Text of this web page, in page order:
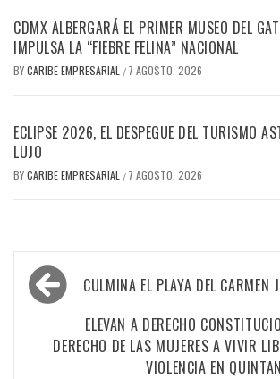
CDMX ALBERGARÁ EL PRIMER MUSEO DEL
IMPULSA LA “FIEBRE FELINA” NACIONAL
BYCARIBE EMPRESARIAL / 7 AGOSTO, 2026
ECLIPSE 2026, EL DESPEGUE DEL TURISMO
LUJO
BYCARIBE EMPRESARIAL / 7 AGOSTO, 2026
Navegación
de
entradas
CULMINA EL PLAYA DEL CARMEN
ELEVAN A DERECHO
DERECHO DE LAS MUJERES A VIVIR
VIOLENCIA EN